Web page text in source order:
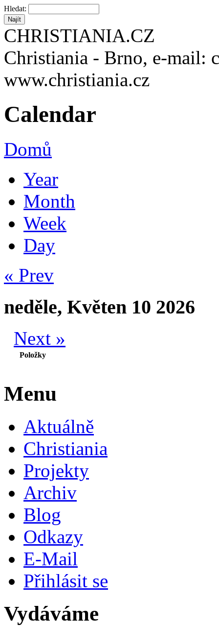
Hledat:
CHRISTIANIA.CZ
Christiania - Brno, e-mail:
www.christiania.cz
Calendar
Domů
Year
Month
Week
Day
« Prev
neděle, Květen 10 2026
Next »
Položky
Menu
Aktuálně
Christiania
Projekty
Archiv
Blog
Odkazy
E-Mail
Přihlásit se
Vydáváme